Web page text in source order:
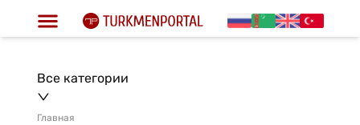
Все категории
Главная